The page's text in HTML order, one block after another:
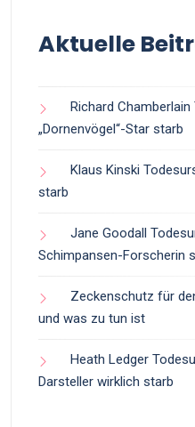
Aktuelle
Richard
„Dornenvögel“-Star starb
Klaus Kinski
starb
Jane Goodall
Schimpansen-Forscherin
Zeckenschutz für
und was zu tun ist
Heath Ledger
Darsteller wirklich starb